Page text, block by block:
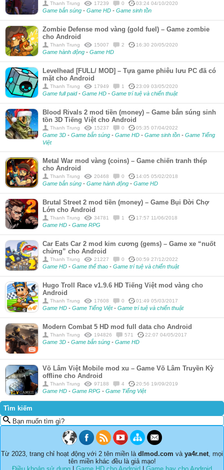
Thanh Trung 17239 0 03:24 04/10/2020
Game bắn súng - Game HD - Game sinh tồn
Zombie Defense mod vàng (gold fuel) – Game zombie
cho Android
Thanh Trung 15007 2 16:30 20/05/2020
Game hành động - Game HD
Levelhead [FULL/ MOD] – Tựa game phiêu lưu PC đã có
mặt cho Android
Thanh Trung 17949 1 23:09 03/05/2020
Game full paid- Game HD - Game trí tuệ và chiến thuật
Blood Rivals 2 mod tiền (money) – Game bắn súng sinh
tồn 3D Tiếng Việt cho Android
Thanh Trung 15237 0 05:35 07/04/2022
Game 3D - Game bắn súng - Game HD - Game sinh tồn - Game Tiếng
Việt
Metal War mod vàng (coins) – Game chiến tranh thép
cho Android
Thanh Trung 20468 0 14:05 05/02/2018
Game bắn súng - Game hành động - Game HD
Brutal Street 2 mod tiền (money) – Game Bụi Đời Chợ
Lớn cho Android
Thanh Trung 34781 1 17:57 11/06/2018
Game HD - Game RPG
Car Eats Car 2 mod kim cương (gems) – Game xe “nuốt
chửng” cho Android
Thanh Trung 21227 0 00:59 27/12/2022
Game HD - Game thể thao - Game trí tuệ và chiến thuật
Hugo Troll Race v1.9.6 HD Tiếng Việt mod vàng cho
Android
Thanh Trung 17608 0 01:49 05/03/2017
Game HD - Game Tiếng Việt- Game trí tuệ và chiến thuật
Modern Combat 5 HD mod full data cho Android
Thanh Trung 194826 571 22:07 04/05/2017
Game 3D - Game bắn súng - Game HD
Võ Lâm Việt Mobile mod xu – Game Võ Lâm Truyền Kỳ
offline cho Android
Thanh Trung 97188 4 20:56 19/09/2019
Game HD - Game RPG - Game Tiếng Việt
Tìm kiếm
Bạn muốn tìm gì?
Từ 2023, trang chỉ hoạt động với 2 tên miền là dlmod.com và ya4r.net, mọi
tên miền khác đều là giả mạo!